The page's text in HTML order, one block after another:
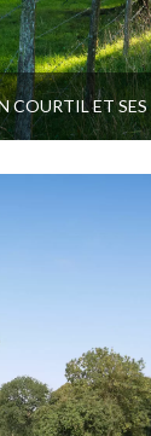
COURTIL ET